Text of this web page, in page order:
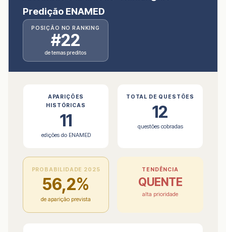
Predição ENAMED
POSIÇÃO NO RANKING
#22
de temas preditos
APARIÇÕES
HISTÓRICAS
11
edições do ENAMED
TOTAL DE QUESTÕES
12
questões cobradas
PROBABILIDADE 2025
56,2%
de aparição prevista
TENDÊNCIA
QUENTE
alta prioridade